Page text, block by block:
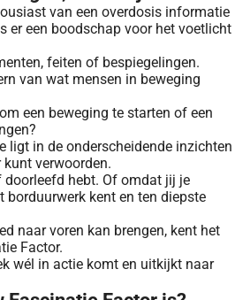
van een overdosis informatie
er een boodschap voor het voetlicht
feiten of bespiegelingen.
van wat mensen in beweging
een beweging te starten of een
ligt in de onderscheidende inzichten
verwoorden.
doorleefd hebt. Of omdat jij je
borduurwerk kent en ten diepste
naar voren kan brengen, kent het
Factor.
wél in actie komt en uitkijkt naar